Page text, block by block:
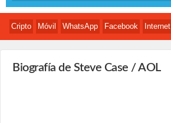
Cripto Móvil WhatsApp Facebook Internet
Biografía de Steve Case / AOL